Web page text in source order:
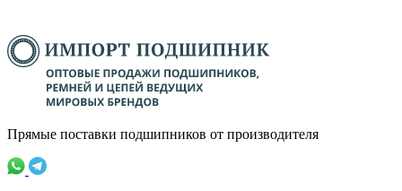
Прямые поставки подшипников от производителя